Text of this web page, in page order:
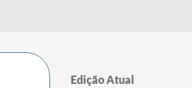
Edição Atual